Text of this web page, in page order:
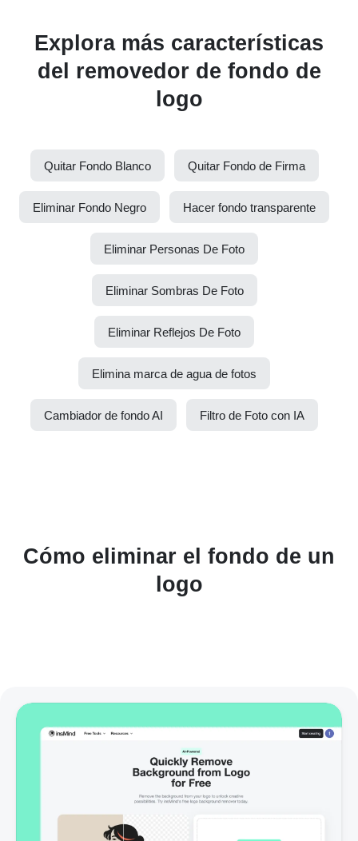
Explora más características
del removedor de fondo de
logo
Quitar Fondo Blanco Quitar Fondo de Firma
Eliminar Fondo Negro Hacer fondo transparente
Eliminar Personas De Foto
Eliminar Sombras De Foto
Eliminar Reflejos De Foto
Elimina marca de agua de fotos
Cambiador de fondo AI Filtro de Foto con IA
Cómo eliminar el fondo de un
logo